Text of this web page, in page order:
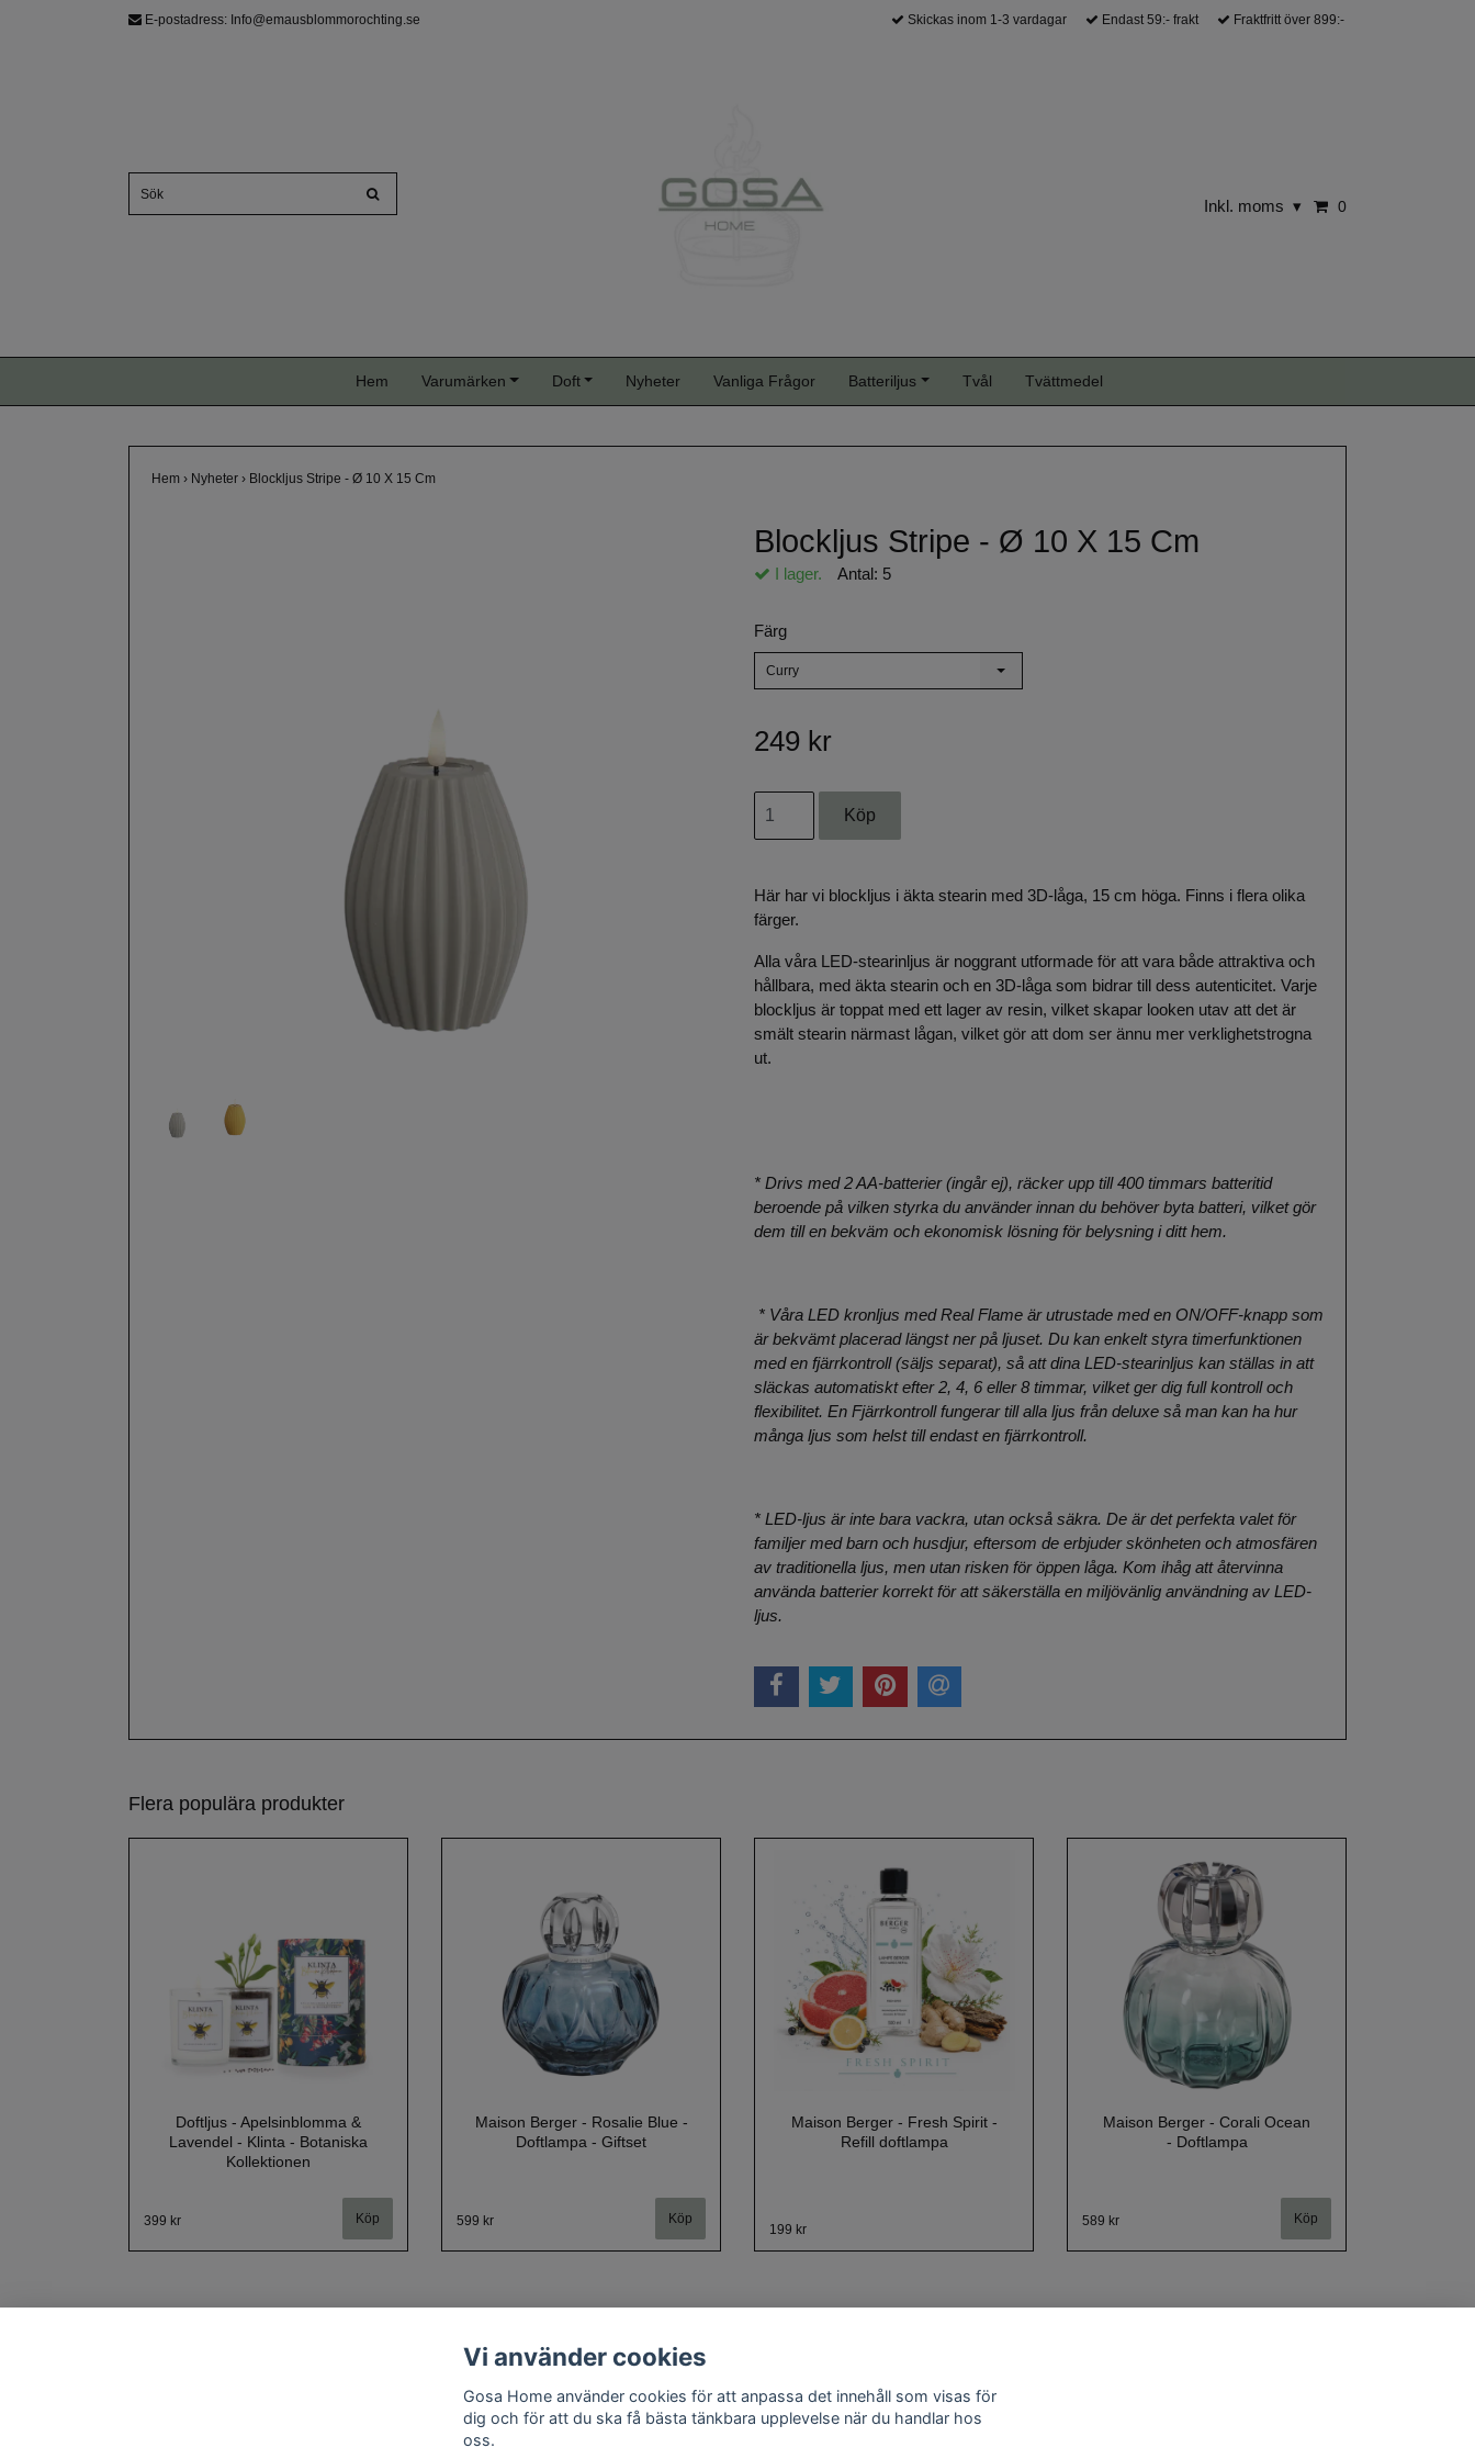
E-postadress: Info@emausblommorochting.se Skickas inom 1-3 vardagar Endast 59:- frakt Fraktfritt över 899:-
Inkl. moms ▾ 0
Hem Varumärken Doft Nyheter Vanliga Frågor Batteriljus Tvål Tvättmedel
Hem › Nyheter › Blockljus Stripe - Ø 10 X 15 Cm
Blockljus Stripe - Ø 10 X 15 Cm
I lager. Antal: 5
Färg
Curry
249 kr
Här har vi blockljus i äkta stearin med 3D-låga, 15 cm höga. Finns i flera olika
färger.
Alla våra LED-stearinljus är noggrant utformade för att vara både attraktiva och
hållbara, med äkta stearin och en 3D-låga som bidrar till dess autenticitet. Varje
blockljus är toppat med ett lager av resin, vilket skapar looken utav att det är
smält stearin närmast lågan, vilket gör att dom ser ännu mer verklighetstrogna
ut.
* Drivs med 2 AA-batterier (ingår ej), räcker upp till 400 timmars batteritid
beroende på vilken styrka du använder innan du behöver byta batteri, vilket gör
dem till en bekväm och ekonomisk lösning för belysning i ditt hem.
* Våra LED kronljus med Real Flame är utrustade med en ON/OFF-knapp som
är bekvämt placerad längst ner på ljuset. Du kan enkelt styra timerfunktionen
med en fjärrkontroll (säljs separat), så att dina LED-stearinljus kan ställas in att
släckas automatiskt efter 2, 4, 6 eller 8 timmar, vilket ger dig full kontroll och
flexibilitet. En Fjärrkontroll fungerar till alla ljus från deluxe så man kan ha hur
många ljus som helst till endast en fjärrkontroll.
* LED-ljus är inte bara vackra, utan också säkra. De är det perfekta valet för
familjer med barn och husdjur, eftersom de erbjuder skönheten och atmosfären
av traditionella ljus, men utan risken för öppen låga. Kom ihåg att återvinna
använda batterier korrekt för att säkerställa en miljövänlig användning av LED-
ljus.
Flera populära produkter
Doftljus - Apelsinblomma &
Lavendel - Klinta - Botaniska
Kollektionen
399 kr
Maison Berger - Rosalie Blue -
Doftlampa - Giftset
599 kr
Maison Berger - Fresh Spirit -
Refill doftlampa
199 kr
Maison Berger - Corali Ocean
- Doftlampa
589 kr
Om oss Kontakt Köpvillkor Cookie policy Doftguide
Vi använder cookies
Gosa Home använder cookies för att anpassa det innehåll som visas för
dig och för att du ska få bästa tänkbara upplevelse när du handlar hos
oss.